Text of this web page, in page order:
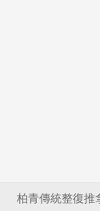
柏青傳統整復